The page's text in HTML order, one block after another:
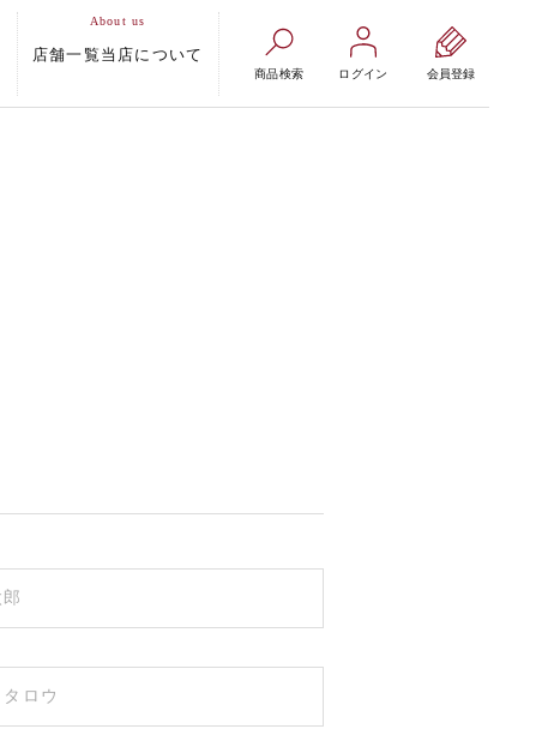
店舗一覧 当店について
商品検索 ログイン 会員登録